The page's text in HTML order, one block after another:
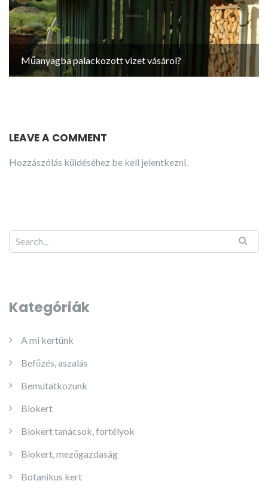
Műanyagba palackozott vizet vásárol?
LEAVE A COMMENT
Hozzászólás küldéséhez be kell jelentkezni.
Kategóriák
A mi kertünk
Befőzés, aszalás
Bemutatkozunk
Biokert
Biokert tanácsok, fortélyok
Biokert, mezőgazdaság
Botanikus kert